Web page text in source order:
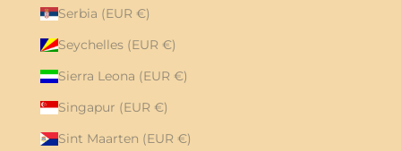
Serbia (EUR €)
Seychelles (EUR €)
Sierra Leona (EUR €)
Singapur (EUR €)
Sint Maarten (EUR €)